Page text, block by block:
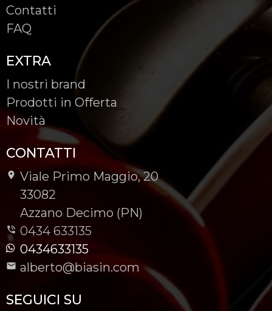
Contatti
FAQ
EXTRA
I nostri brand
Prodotti in Offerta
Novità
CONTATTI
Viale Primo Maggio, 20
-
33082
-
Azzano Decimo (PN)
0434 633135
0434633135
alberto@biasin.com
SEGUICI SU